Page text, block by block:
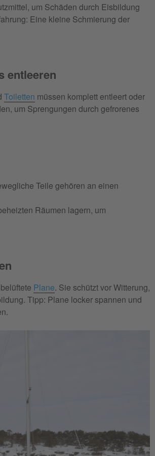
um Schäden durch Eisbildung
Eine kleine Schmierung der
entleeren
Toiletten müssen komplett entleert oder
um Sprengungen durch gefrorenes
Teile gehören an einen
Räumen lagern, um
Plane. Sie schützt vor Witterung,
Tipp: Plane locker spannen und